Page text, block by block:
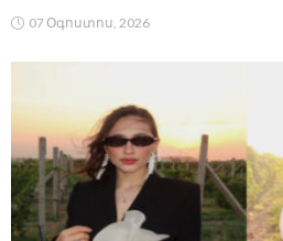
07 Օգոստոս, 2026